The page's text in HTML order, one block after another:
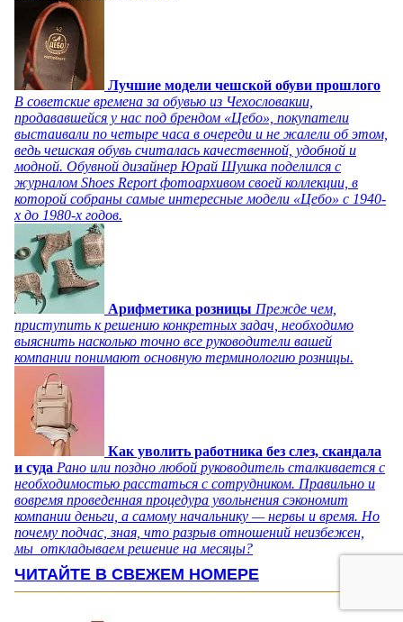
Лучшие модели чешской обуви прошлого
В советские времена за обувью из Чехословакии,
продававшейся у нас под брендом «Цебо», покупатели
выстаивали по четыре часа в очереди и не жалели об этом,
ведь чешская обувь считалась качественной, удобной и
модной. Обувной дизайнер Юрай Шушка поделился с
журналом Shoes Report фотоархивом своей коллекции, в
которой собраны самые интересные модели «Цебо» с 1940-
х до 1980-х годов.
Арифметика розницы Прежде чем,
приступить к решению конкретных задач, необходимо
выяснить насколько точно все руководители вашей
компании понимают основную терминологию розницы.
Как уволить работника без слез, скандала
и суда Рано или поздно любой руководитель сталкивается с
необходимостью расстаться с сотрудником. Правильно и
вовремя проведенная процедура увольнения сэкономит
компании деньги, а самому начальнику — нервы и время. Но
почему подчас, зная, что разрыв отношений неизбежен,
мы откладываем решение на месяцы?
ЧИТАЙТЕ В СВЕЖЕМ НОМЕРЕ